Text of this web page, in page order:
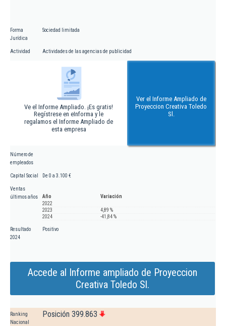
Forma
Jurídica
Sociedad limitada
Actividad Actividades de las agencias de publicidad
Ve el Informe Ampliado. ¡Es gratis!
Regístrese en eInforma y le
regalamos el Informe Ampliado de
esta empresa
Ver el Informe Ampliado de
Proyeccion Creativa Toledo
Sl.
Número de
empleados
Capital Social De 0 a 3.100 €
Ventas
últimos años
Año
Variación
2022
2023
4,89 %
2024
-41,84 %
Resultado
2024
Positivo
Accede al Informe ampliado de Proyeccion
Creativa Toledo Sl.
Ranking
Nacional
Posición 399.863